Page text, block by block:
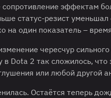
эффектам
статус-резист
на один показатель –
чересчур
Dota 2 так сложилось,
или любой другой
Остаётся теперь